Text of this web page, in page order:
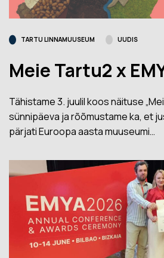
TARTU LINNAMUUSEUM UUDIS
Meie Tartu2 x
Tähistame 3. juulil koos näituse
sünnipäeva ja rõõmustame ka, et
pärjati Euroopa aasta muuseumi…